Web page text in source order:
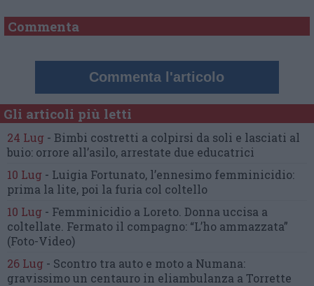
Commenta
Commenta l'articolo
Gli articoli più letti
24 Lug - Bimbi costretti a colpirsi da soli e lasciati al
buio: orrore all’asilo, arrestate due educatrici
10 Lug - Luigia Fortunato, l’ennesimo femminicidio:
prima la lite, poi la furia col coltello
10 Lug - Femminicidio a Loreto. Donna uccisa a
coltellate. Fermato il compagno: “L’ho ammazzata”
(Foto-Video)
26 Lug - Scontro tra auto e moto a Numana:
gravissimo un centauro in eliambulanza a Torrette